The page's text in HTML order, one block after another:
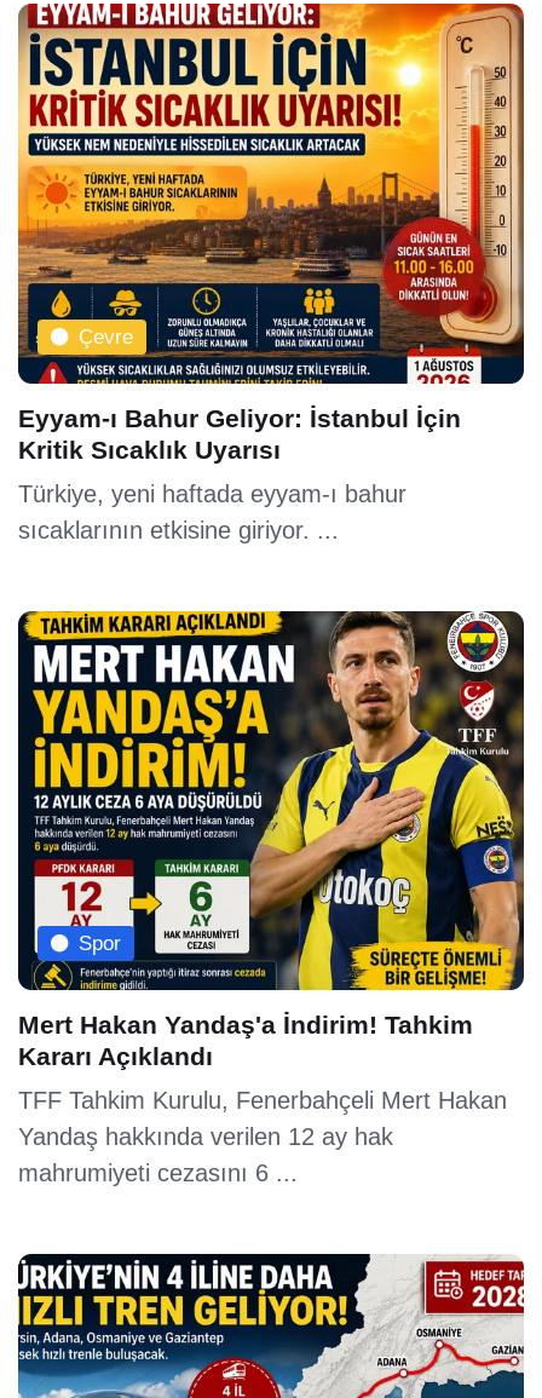
Çevre
Eyyam-ı Bahur Geliyor: İstanbul İçin
Kritik Sıcaklık Uyarısı
Türkiye, yeni haftada eyyam-ı bahur
sıcaklarının etkisine giriyor. ...
Spor
Mert Hakan Yandaş'a İndirim! Tahkim
Kararı Açıklandı
TFF Tahkim Kurulu, Fenerbahçeli Mert Hakan
Yandaş hakkında verilen 12 ay hak
mahrumiyeti cezasını 6 ...